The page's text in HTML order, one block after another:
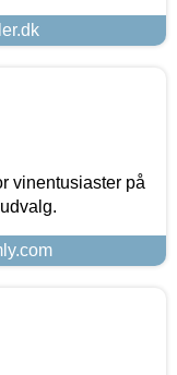
vinentusiaster på